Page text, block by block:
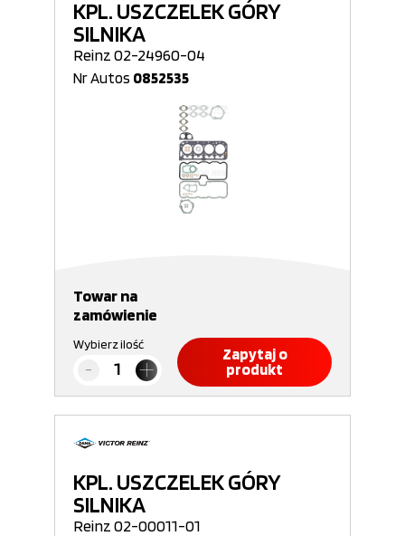
KPL. USZCZELEK GÓRY
SILNIKA
Reinz 02-24960-04
Nr Autos 0852535
Towar na
zamówienie
Wybierz ilość
Zapytaj o
produkt
KPL. USZCZELEK GÓRY
SILNIKA
Reinz 02-00011-01